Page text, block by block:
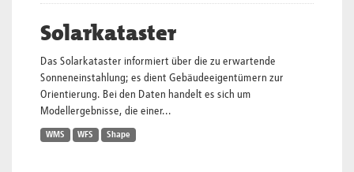
Solarkataster
Das Solarkataster informiert über die zu erwartende
Sonneneinstahlung; es dient Gebäudeeigentümern zur
Orientierung. Bei den Daten handelt es sich um
Modellergebnisse, die einer...
WMS WFS Shape